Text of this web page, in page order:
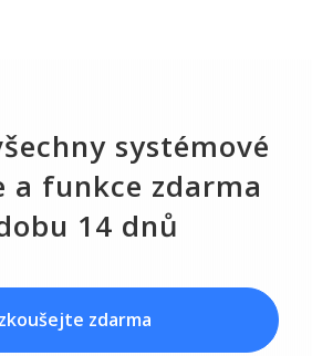
systémové
a funkce zdarma
14 dnů
zdarma